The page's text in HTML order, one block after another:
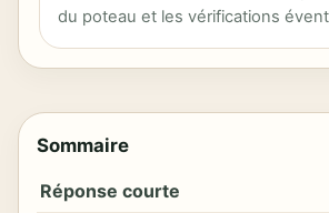
du poteau et les vérifications
Sommaire
Réponse courte